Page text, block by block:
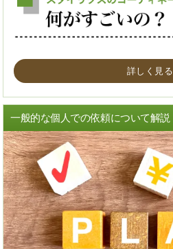
詳しく見る
一般的な個人での依頼について解説